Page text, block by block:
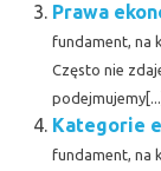
Prawa
fundament, na
Często nie
Kategorie
fundament, na